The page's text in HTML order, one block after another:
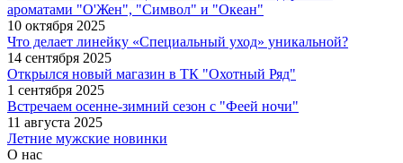
ароматами "О'Жен", "Символ" и "Океан"
10 октября 2025
Что делает линейку «Специальный уход» уникальной?
14 сентября 2025
Открылся новый магазин в ТК "Охотный Ряд"
1 сентября 2025
Встречаем осенне-зимний сезон с "Феей ночи"
11 августа 2025
Летние мужские новинки
О нас